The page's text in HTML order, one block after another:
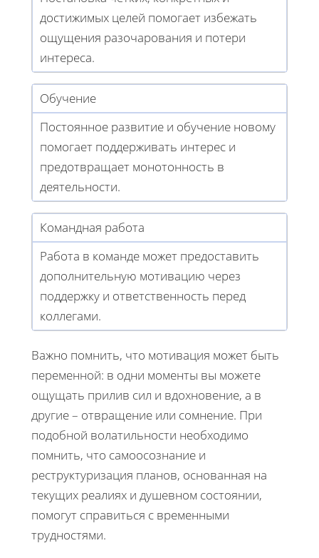
достижимых целей помогает избежать
ощущения разочарования и потери
интереса.
Обучение
Постоянное развитие и обучение новому
помогает поддерживать интерес и
предотвращает монотонность в
деятельности.
Командная работа
Работа в команде может предоставить
дополнительную мотивацию через
поддержку и ответственность перед
коллегами.
Важно помнить, что мотивация может быть
переменной: в одни моменты вы можете
ощущать прилив сил и вдохновение, а в
другие – отвращение или сомнение. При
подобной волатильности необходимо
помнить, что самоосознание и
реструктуризация планов, основанная на
текущих реалиях и душевном состоянии,
помогут справиться с временными
трудностями.